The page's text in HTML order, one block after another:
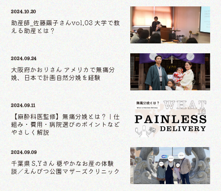
2024.10.20
助産師_佐藤繭子さんvol.03 大学で教
える助産とは？
2024.09.24
大阪府かおりさん アメリカで無痛分
娩、日本で計画自然分娩を経験
2024.09.11
【麻酔科医監修】無痛分娩とは？｜仕
組み・費用・病院選びのポイントなど
やさしく解説
2024.09.09
千葉県 S.Yさん 穏やかなお産の体験
談／えんぴつ公園マザーズクリニック